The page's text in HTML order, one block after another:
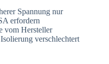
Spannung nur
erfordern
vom Hersteller
verschlechtert